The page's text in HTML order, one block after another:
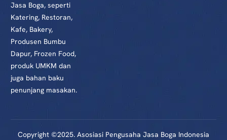
Jasa Boga, seperti
Katering, Restoran,
Kafe, Bakery,
Produsen Bumbu
Dapur, Frozen Food,
produk UMKM dan
juga bahan baku
penunjang masakan.
Copyright ©2025. Asosiasi Pengusaha Jasa Boga Indonesia
Daftar Anggota